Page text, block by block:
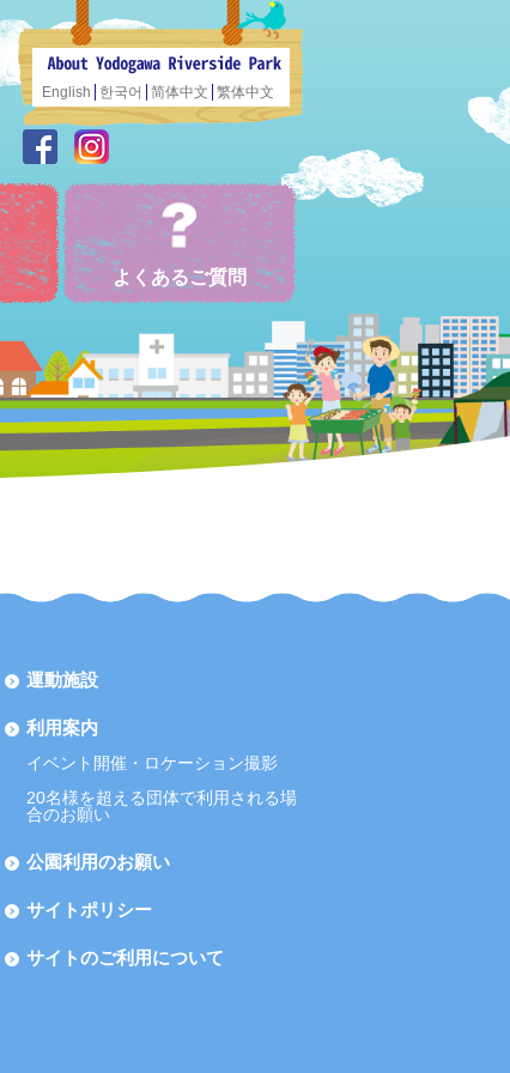
English 한국어 简体中文 繁体中文
よくあるご質問
運動施設
利用案内
イベント開催・ロケーション撮影
20名様を超える団体で利用される場
合のお願い
公園利用のお願い
サイトポリシー
サイトのご利用について